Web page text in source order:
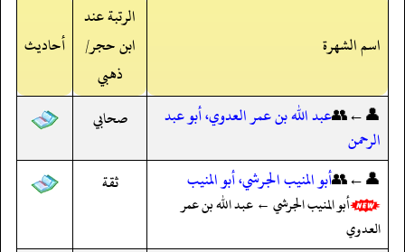
اسم الشهرة
الرتبة عند
ابن حجر/
ذهبي
أحاديث
👤←👥عبد الله بن عمر العدوي، أبو عبد
الرحمن
صحابي
👤←👥أبو المنيب الجرشي، أبو المنيب
أبو المنيب الجرشي ← عبد الله بن عمر
العدوي
ثقة